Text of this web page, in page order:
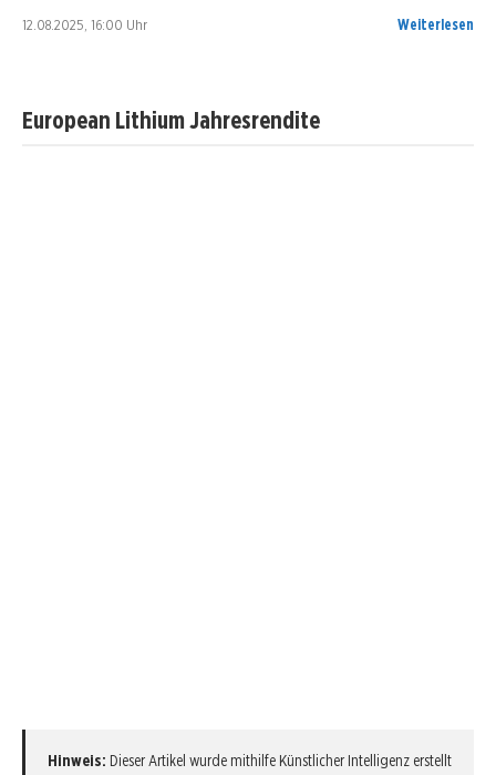
12.08.2025, 16:00 Uhr Weiterlesen
European Lithium Jahresrendite
Hinweis: Dieser Artikel wurde mithilfe Künstlicher Intelligenz erstellt